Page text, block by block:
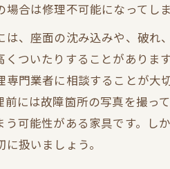
場合は修理不可能になってし
は、座面の沈み込みや、破れ
くついたりすることがありま
専門業者に相談することが大
前には故障箇所の写真を撮っ
う可能性がある家具です。し
扱いましょう。